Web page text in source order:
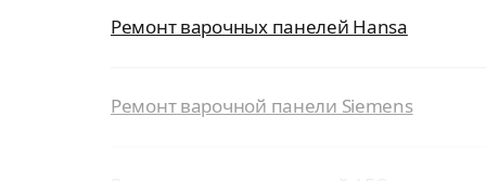
Ремонт варочных панелей Hansa
Ремонт варочной панели Siemens